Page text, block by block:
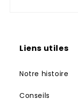
Liens utiles
Notre histoire
Conseils